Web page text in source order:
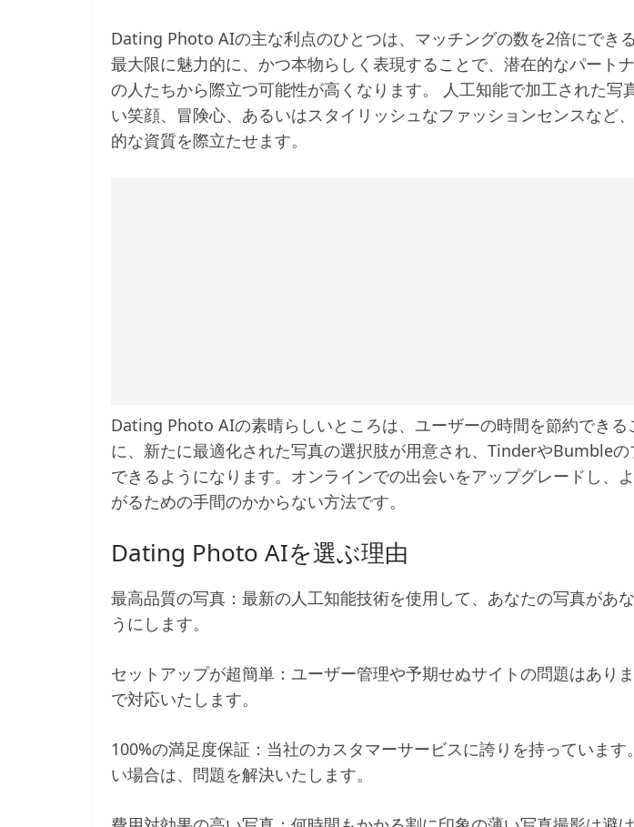
Dating Photo AIの主な利点のひとつは、マッチングの数を2倍にでき
最大限に魅力的に、かつ本物らしく表現することで、潜在的なパート
の人たちから際立つ可能性が高くなります。 人工知能で加工された写
い笑顔、冒険心、あるいはスタイリッシュなファッションセンスなど
的な資質を際立たせます。
Dating Photo AIの素晴らしいところは、ユーザーの時間を節約できる
に、新たに最適化された写真の選択肢が用意され、TinderやBumbleの
できるようになります。オンラインでの出会いをアップグレードし、
がるための手間のかからない方法です。
Dating Photo AIを選ぶ理由
最高品質の写真：最新の人工知能技術を使用して、あなたの写真があ
うにします。
セットアップが超簡単：ユーザー管理や予期せぬサイトの問題はあり
で対応いたします。
100%の満足度保証：当社のカスタマーサービスに誇りを持っています
い場合は、問題を解決いたします。